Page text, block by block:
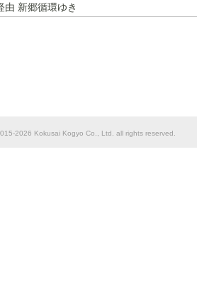
由 新郷循環ゆき
2026 Kokusai Kogyo Co., Ltd. all rights reserved.